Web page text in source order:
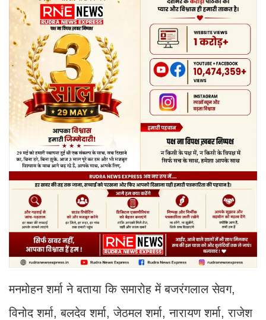
मनमोहन शर्मा ने बताया कि समारोह में बजरंगलाल सेवग,
विनोद शर्मा, बलदेव शर्मा, जेठमल शर्मा, नारायण शर्मा, राजेश